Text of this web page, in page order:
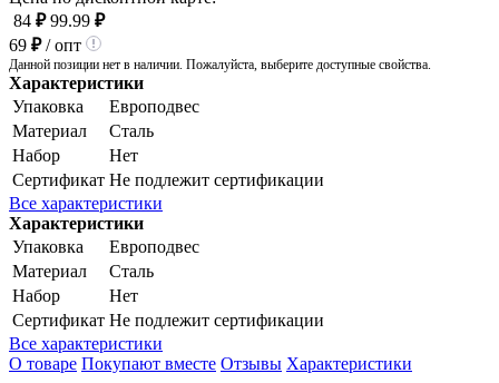
84 ₽ 99.99 ₽
69 ₽/ опт
Данной позиции нет в наличии. Пожалуйста, выберите доступные свойства.
Характеристики
Упаковка
Европодвес
Материал
Сталь
Набор
Нет
Сертификат Не подлежит сертификации
Все характеристики
Характеристики
Упаковка
Европодвес
Материал
Сталь
Набор
Нет
Сертификат Не подлежит сертификации
Все характеристики
О товаре Покупают вместе Отзывы Характеристики